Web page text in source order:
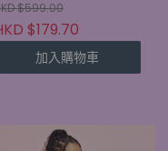
$599.00
$179.70
加入購物車